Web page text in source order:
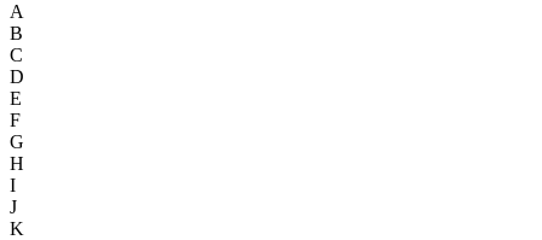
A
B
C
D
E
F
G
H
I
J
K